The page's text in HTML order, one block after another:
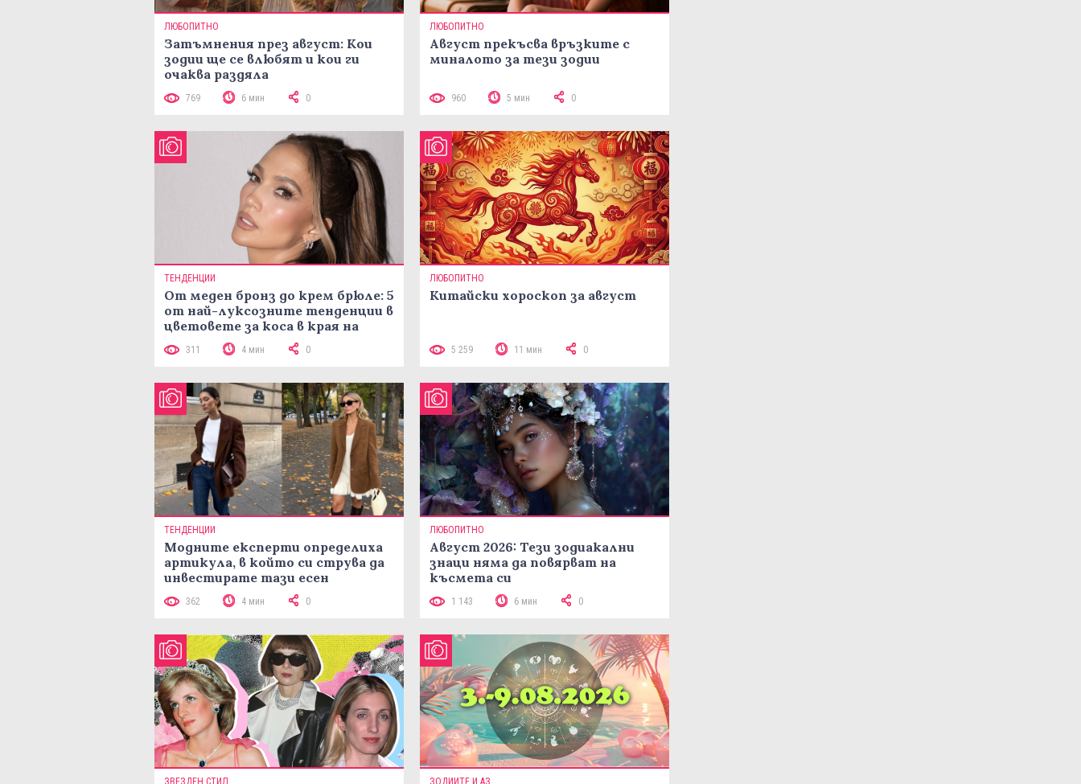
ЛЮБОПИТНО
Затъмнения през август: Кои
зодии ще се влюбят и кои ги
очаква раздяла
769 6 мин 0
ЛЮБОПИТНО
Август прекъсва връзките с
миналото за тези зодии
960 5 мин 0
ТЕНДЕНЦИИ
От меден бронз до крем брюле: 5
от най-луксозните тенденции в
цветовете за коса в края на
311 4 мин 0
ЛЮБОПИТНО
Китайски хороскоп за август
5 259 11 мин 0
ТЕНДЕНЦИИ
Модните експерти определиха
артикула, в който си струва да
инвестирате тази есен
362 4 мин 0
ЛЮБОПИТНО
Август 2026: Тези зодиакални
знаци няма да повярват на
късмета си
1 143 6 мин 0
ЗВЕЗДЕН СТИЛ ЗОДИИТЕ И АЗ